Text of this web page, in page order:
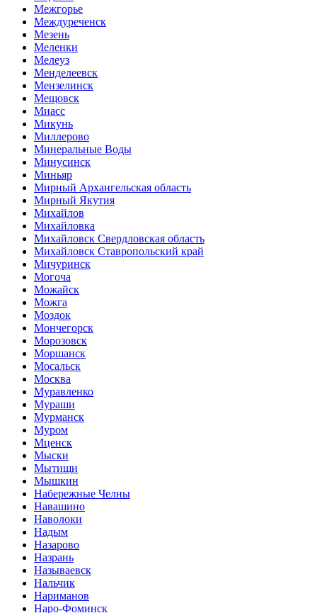
Межгорье
Междуреченск
Мезень
Меленки
Мелеуз
Менделеевск
Мензелинск
Мещовск
Миасс
Микунь
Миллерово
Минеральные Воды
Минусинск
Миньяр
Мирный Архангельская область
Мирный Якутия
Михайлов
Михайловка
Михайловск Свердловская область
Михайловск Ставропольский край
Мичуринск
Могоча
Можайск
Можга
Моздок
Мончегорск
Морозовск
Моршанск
Мосальск
Москва
Муравленко
Мураши
Мурманск
Муром
Мценск
Мыски
Мытищи
Мышкин
Набережные Челны
Навашино
Наволоки
Надым
Назарово
Назрань
Называевск
Нальчик
Нариманов
Наро-Фоминск